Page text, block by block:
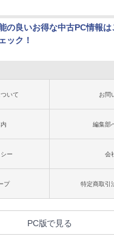
の良いお得な中古PC情報
ック！
いて お問
編集部
ー 会
プ 特定商取引
PC版で見る